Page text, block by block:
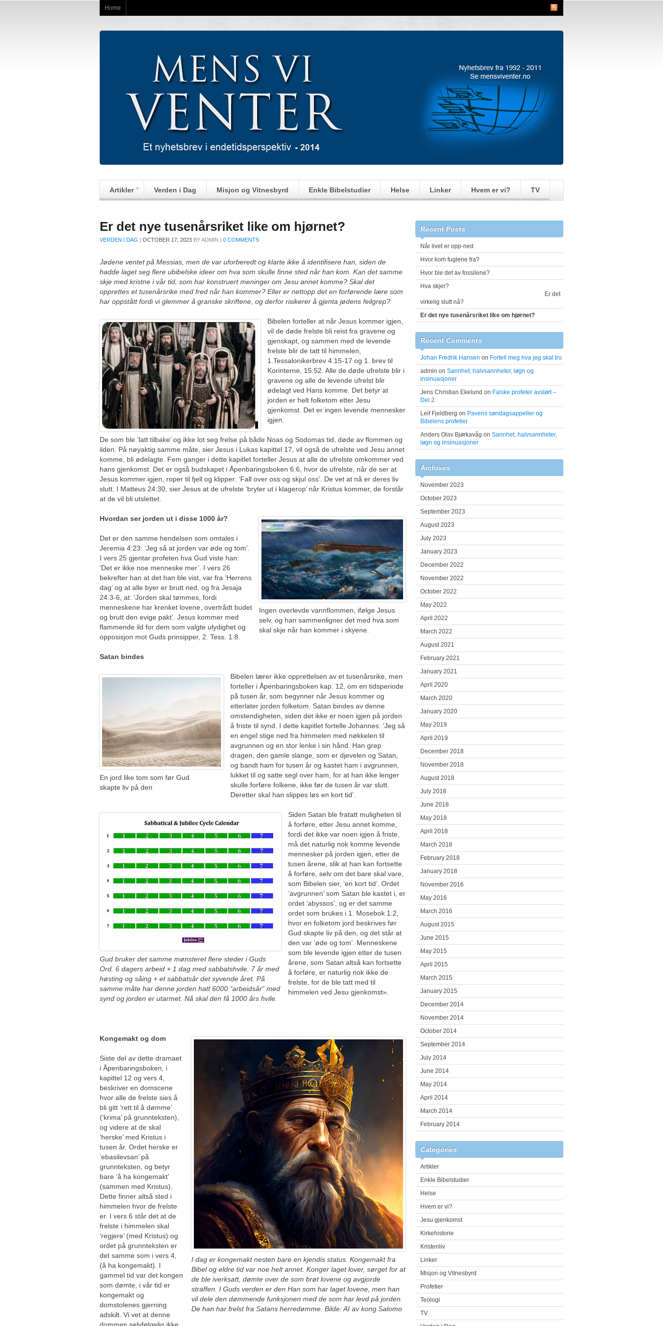
Home
Artikler Verden i Dag Misjon og Vitnesbyrd Enkle Bibelstudier Helse Linker Hvem er vi? TV
Er det nye tusenårsriket like om hjørnet?
VERDEN I DAG | OCTOBER 17, 2023 BYADMIN | 0 COMMENTS
Jødene ventet på Messias, men de var uforberedt og klarte ikke å identifisere han, siden de
hadde laget seg flere ubibelske ideer om hva som skulle finne sted når han kom. Kan det samme
skje med kristne i vår tid, som har konstruert meninger om Jesu annet komme? Skal det
opprettes et tusenårsrike med fred når han kommer? Eller er nettopp det en forførende lære som
har oppstått fordi vi glemmer å granske skriftene, og derfor risikerer å gjenta jødens feilgrep?
Bibelen forteller at når Jesus kommer igjen,
vil de døde frelste bli reist fra gravene og
gjenskapt, og sammen med de levende
frelste blir de tatt til himmelen,
1.Tessalonikerbrev 4:15-17 og 1. brev til
Korinterne, 15:52. Alle de døde ufrelste blir i
gravene og alle de levende ufrelst blir
ødelagt ved Hans komme. Det betyr at
jorden er helt folketom etter Jesu
gjenkomst. Det er ingen levende mennesker
igjen.
De som ble ‘latt tilbake’ og ikke lot seg frelse på både Noas og Sodomas tid, døde av flommen og
ilden. På nøyaktig samme måte, sier Jesus i Lukas kapittel 17, vil også de ufrelste ved Jesu annet
komme, bli ødelagte. Fem ganger i dette kapitlet forteller Jesus at alle de ufrelste omkommer ved
hans gjenkomst. Det er også budskapet i Åpenbaringsboken 6:6, hvor de ufrelste, når de ser at
Jesus kommer igjen, roper til fjell og klipper: ‘Fall over oss og skjul oss’. De vet at nå er deres liv
slutt. I Matteus 24:30, sier Jesus at de ufrelste ‘bryter ut i klagerop’ når Kristus kommer, de forstår
at de vil bli utslettet.
Ingen overlevde vannflommen, ifølge Jesus
selv, og han sammenligner det med hva som
skal skje når han kommer i skyene.
Hvordan ser jorden ut i disse 1000 år?
Det er den samme hendelsen som omtales i
Jeremia 4:23: ‘Jeg så at jorden var øde og tom’.
I vers 25 gjentar profeten hva Gud viste han:
‘Det er ikke noe menneske mer’. I vers 26
bekrefter han at det han ble vist, var fra ‘Herrens
dag’ og at alle byer er brutt ned, og fra Jesaja
24:3-6, at: ‘Jorden skal tømmes, fordi
menneskene har krenket lovene, overtrådt budet
og brutt den evige pakt’. Jesus kommer med
flammende ild for dem som valgte ulydighet og
opposisjon mot Guds prinsipper, 2. Tess. 1:8.
Satan bindes
En jord like tom som før Gud
skapte liv på den
Bibelen lærer ikke opprettelsen av et tusenårsrike, men
forteller i Åpenbaringsboken kap. 12, om en tidsperiode
på tusen år, som begynner når Jesus kommer og
etterlater jorden folketom. Satan bindes av denne
omstendigheten, siden det ikke er noen igjen på jorden
å friste til synd. I dette kapitlet fortelle Johannes: ‘Jeg så
en engel stige ned fra himmelen med nøkkelen til
avgrunnen og en stor lenke i sin hånd. Han grep
dragen, den gamle slange, som er djevelen og Satan,
og bandt ham for tusen år og kastet ham i avgrunnen,
lukket til og satte segl over ham, for at han ikke lenger
skulle forføre folkene, ikke før de tusen år var slutt.
Deretter skal han slippes løs en kort tid’.
Gud bruker det samme mønsteret flere steder i Guds
Ord. 6 dagers arbeid + 1 dag med sabbatshvile. 7 år med
høsting og såing + et sabbatsår det syvende året. På
samme måte har denne jorden hatt 6000 “arbeidsår” med
synd og jorden er utarmet. Nå skal den få 1000 års hvile.
Siden Satan ble fratatt muligheten til
å forføre, etter Jesu annet komme,
fordi det ikke var noen igjen å friste,
må det naturlig nok komme levende
mennesker på jorden igjen, etter de
tusen årene, slik at han kan fortsette
å forføre, selv om det bare skal vare,
som Bibelen sier, ‘en kort tid’. Ordet
‘avgrunnen’ som Satan ble kastet i, er
ordet ‘abyssos’, og er det samme
ordet som brukes i 1. Mosebok 1:2,
hvor en folketom jord beskrives før
Gud skapte liv på den, og det står at
den var ‘øde og tom’. Menneskene
som ble levende igjen etter de tusen
årene, som Satan altså kan fortsette
å forføre, er naturlig nok ikke de
frelste, for de ble tatt med til
himmelen ved Jesu gjenkomst».
I dag er kongemakt nesten bare en kjendis status. Kongemakt fra
Bibel og eldre tid var noe helt annet. Konger laget lover, sørget for at
de ble iverksatt, dømte over de som brøt lovene og avgjorde
straffen. I Guds verden er den Han som har laget lovene, men han
vil dele den dømmende funksjonen med de som har levd på jorden.
De han har frelst fra Satans herredømme. Bilde: AI av kong Salomo
Kongemakt og dom
Siste del av dette dramaet
i Åpenbaringsboken, i
kapittel 12 og vers 4,
beskriver en domscene
hvor alle de frelste sies å
bli gitt ‘rett til å dømme’
(‘krima’ på grunnteksten),
og videre at de skal
‘herske’ med Kristus i
tusen år. Ordet herske er
‘ebasilevsan’ på
grunnteksten, og betyr
bare ‘å ha kongemakt’
(sammen med Kristus).
Dette finner altså sted i
himmelen hvor de frelste
er. I vers 6 står det at de
frelste i himmelen skal
‘regjere’ (med Kristus) og
ordet på grunnteksten er
det samme som i vers 4,
(å ha kongemakt). I
gammel tid var det kongen
som dømte, i vår tid er
kongemakt og
domstolenes gjerning
adskilt. Vi vet at denne
Recent Posts
Når livet er opp-ned
Hvor kom fuglene fra?
Hvor ble det av fossilene?
Hva skjer?
Er det
virkelig slutt nå?
Er det nye tusenårsriket like om hjørnet?
Recent Comments
Johan Fredrik Hansen on Fortell meg hva jeg skal tro
admin on Sannhet, halvsannheter, løgn og
insinuasjoner
Jens Christian Ekelund on Falske profeter avslørt –
Del 2
Leif Fjeldberg on Pavens søndagsappeller og
Bibelens profetier
Anders Olav Bjørkavåg on Sannhet, halvsannheter,
løgn og insinuasjoner
Archives
November 2023
October 2023
September 2023
August 2023
July 2023
January 2023
December 2022
November 2022
October 2022
May 2022
April 2022
March 2022
August 2021
February 2021
January 2021
April 2020
March 2020
January 2020
May 2019
April 2019
December 2018
November 2018
August 2018
July 2018
June 2018
May 2018
April 2018
March 2018
February 2018
January 2018
November 2016
May 2016
March 2016
August 2015
June 2015
May 2015
April 2015
March 2015
January 2015
December 2014
November 2014
October 2014
September 2014
July 2014
June 2014
May 2014
April 2014
March 2014
February 2014
Categories
Artikler
Enkle Bibelstudier
Helse
Hvem er vi?
Jesu gjenkomst
Kirkehistorie
Kristenliv
Linker
Misjon og Vitnesbyrd
Profetier
Teologi
TV